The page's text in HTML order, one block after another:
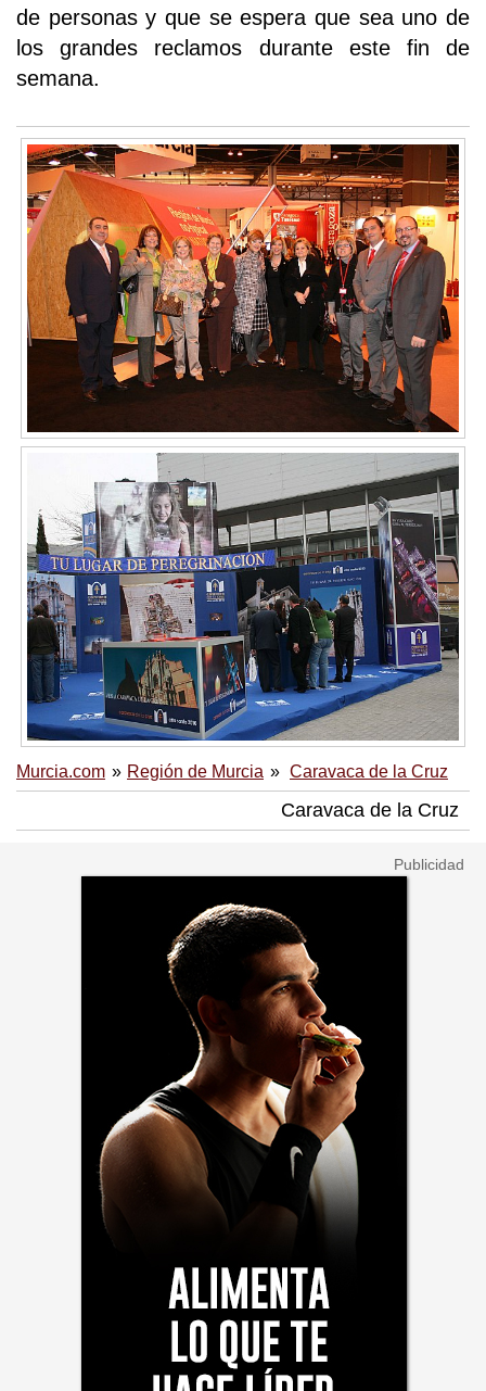
de personas y que se espera que sea uno de
los grandes reclamos durante este fin de
semana.
Murcia.com Región de Murcia Caravaca de la Cruz
Caravaca de la Cruz